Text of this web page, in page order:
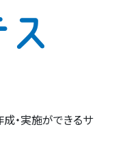
・実施ができるサ